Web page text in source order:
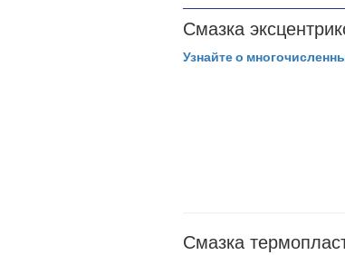
Смазка
Узнайте о
Смазка